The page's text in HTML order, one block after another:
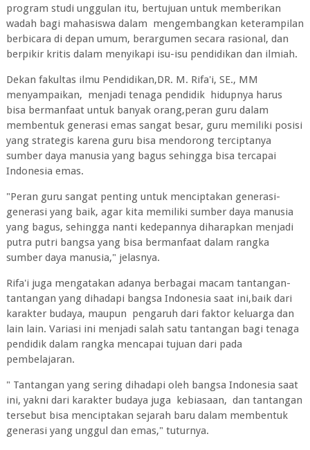
program studi unggulan itu, bertujuan untuk memberikan
wadah bagi mahasiswa dalam mengembangkan keterampilan
berbicara di depan umum, berargumen secara rasional, dan
berpikir kritis dalam menyikapi isu-isu pendidikan dan ilmiah.
Dekan fakultas ilmu Pendidikan,DR. M. Rifa'i, SE., MM
menyampaikan, menjadi tenaga pendidik hidupnya harus
bisa bermanfaat untuk banyak orang,peran guru dalam
membentuk generasi emas sangat besar, guru memiliki posisi
yang strategis karena guru bisa mendorong terciptanya
sumber daya manusia yang bagus sehingga bisa tercapai
Indonesia emas.
"Peran guru sangat penting untuk menciptakan generasi-
generasi yang baik, agar kita memiliki sumber daya manusia
yang bagus, sehingga nanti kedepannya diharapkan menjadi
putra putri bangsa yang bisa bermanfaat dalam rangka
sumber daya manusia," jelasnya.
Rifa'i juga mengatakan adanya berbagai macam tantangan-
tantangan yang dihadapi bangsa Indonesia saat ini,baik dari
karakter budaya, maupun pengaruh dari faktor keluarga dan
lain lain. Variasi ini menjadi salah satu tantangan bagi tenaga
pendidik dalam rangka mencapai tujuan dari pada
pembelajaran.
" Tantangan yang sering dihadapi oleh bangsa Indonesia saat
ini, yakni dari karakter budaya juga kebiasaan, dan tantangan
tersebut bisa menciptakan sejarah baru dalam membentuk
generasi yang unggul dan emas," tuturnya.